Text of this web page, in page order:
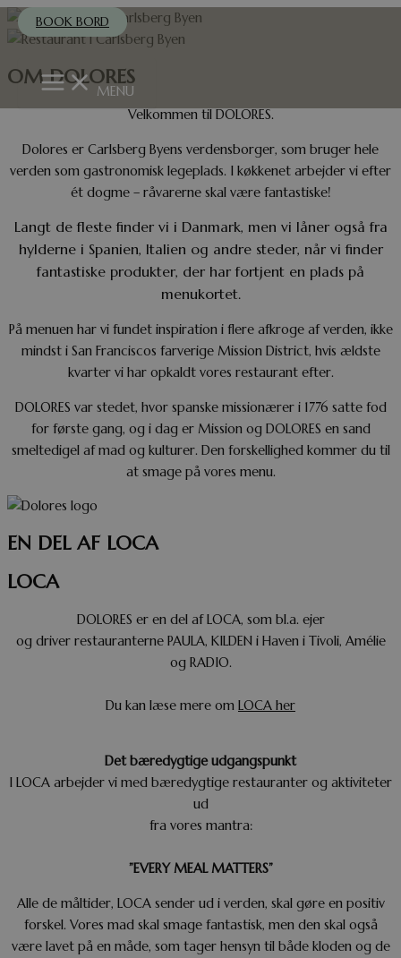
Gå
til
BOOK BORD
Main
Menu MENU
OM DOLORES
Velkommen til DOLORES.
Dolores er Carlsberg Byens verdensborger, som bruger hele
verden som gastronomisk legeplads. I køkkenet arbejder vi efter
ét dogme – råvarerne skal være fantastiske!
Langt de fleste finder vi i Danmark, men vi låner også fra
hylderne i Spanien, Italien og andre steder, når vi finder
fantastiske produkter, der har fortjent en plads på
menukortet.
På menuen har vi fundet inspiration i flere afkroge af verden, ikke
mindst i San Franciscos farverige Mission District, hvis ældste
kvarter vi har opkaldt vores restaurant efter.
DOLORES var stedet, hvor spanske missionærer i 1776 satte fod
for første gang, og i dag er Mission og DOLORES en sand
smeltedigel af mad og kulturer. Den forskellighed kommer du til
at smage på vores menu.
EN DEL AF LOCA
LOCA
DOLORES er en del af LOCA, som bl.a. ejer
og driver restauranterne PAULA, KILDEN i Haven i Tivoli, Amélie
og RADIO.
Du kan læse mere om LOCA her
Det bæredygtige udgangspunkt
I LOCA arbejder vi med bæredygtige restauranter og aktiviteter
ud
fra vores mantra:
”EVERY MEAL MATTERS”
Alle de måltider, LOCA sender ud i verden, skal gøre en positiv
forskel. Vores mad skal smage fantastisk, men den skal også
være lavet på en måde, som tager hensyn til både kloden og de